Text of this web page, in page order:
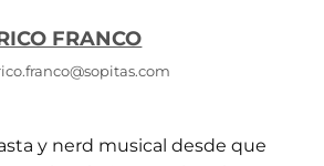
FRANCO
y nerd musical desde que